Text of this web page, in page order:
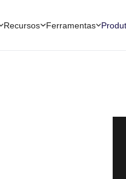
Recursos Ferramentas